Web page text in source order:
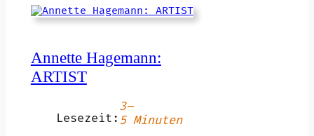
Annette Hagemann:
ARTIST
Lesezeit:
3–
5 Minuten